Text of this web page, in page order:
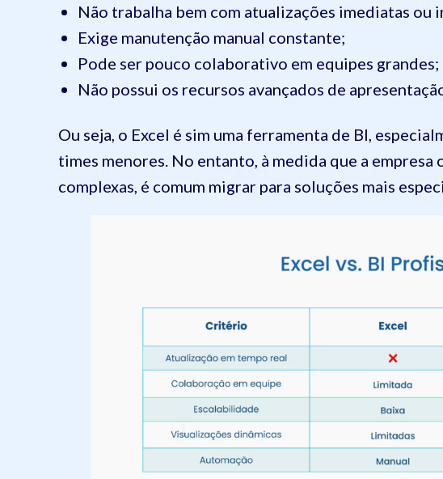
Não trabalha bem com atualizações imediatas ou
Exige manutenção manual constante;
Pode ser pouco colaborativo em equipes grandes;
Não possui os recursos avançados de
Ou seja, o Excel é sim uma ferramenta de BI,
times menores. No entanto, à medida que a empresa
complexas, é comum migrar para soluções mais